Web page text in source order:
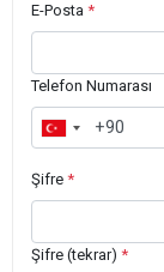
E-Posta *
Telefon Numarası
Şifre *
Şifre (tekrar) *